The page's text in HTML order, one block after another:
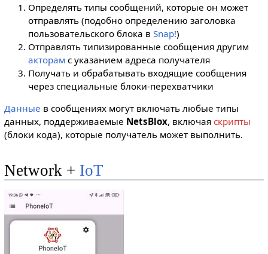
Определять типы сообщений, которые он может
отправлять (подобно определению заголовка
пользовательского блока в Snap!)
Отправлять типизированные сообщения другим
акторам с указанием адреса получателя
Получать и обрабатывать входящие сообщения
через специальные блоки-перехватчики
Данные в сообщениях могут включать любые типы
данных, поддерживаемые NetsBlox, включая скрипты
(блоки кода), которые получатель может выполнить.
Network + IoT